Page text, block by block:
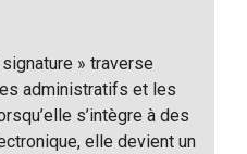
» traverse
administratifs et les
s’intègre à des
elle devient un